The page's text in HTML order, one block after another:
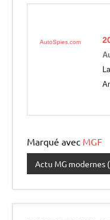
AutoSpies.com
Marqué avec MGF
Actu MG modernes